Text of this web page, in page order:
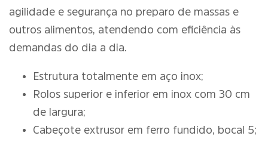
agilidade e segurança no preparo de massas e
outros alimentos, atendendo com eficiência às
demandas do dia a dia.
Estrutura totalmente em aço inox;
Rolos superior e inferior em inox com 30 cm
de largura;
Cabeçote extrusor em ferro fundido, bocal 5;